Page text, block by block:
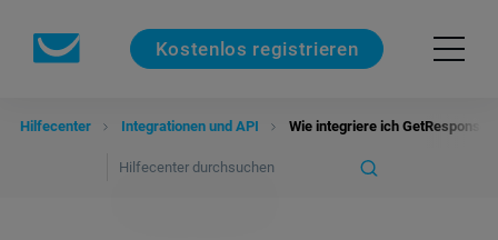
Kostenlos registrieren
Hilfecenter Integrationen und API Wie integriere ich GetResponse